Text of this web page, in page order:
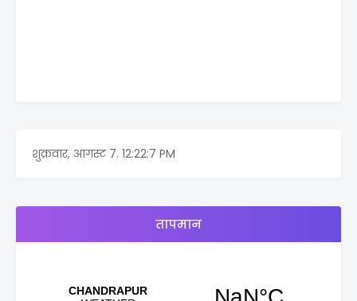
शुक्रवार, आगस्ट 7. 12:22:7 PM
तापमान